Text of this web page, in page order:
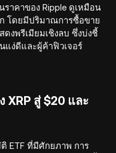
าคาของ Ripple ดูเหมือน
โดยมีปริมาณการซื้อขาย
งพรีเมียมเชิงลบ ซึ่งบ่งชี้
แง่ดีและผู้ค้าฟิวเจอร์
XRP สู่ $20 และ
ETF ที่มีศักยภาพ การ